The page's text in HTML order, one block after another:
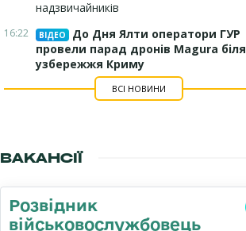
надзвичайників
16:22 ВІДЕО
До Дня Ялти оператори ГУР
провели парад дронів Magura біля
узбережжя Криму
ВСІ НОВИНИ
ВАКАНСІЇ
Розвідник
військовослужбовець